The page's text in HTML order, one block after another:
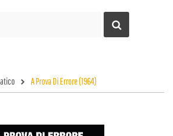
A Prova Di Errore (1964)